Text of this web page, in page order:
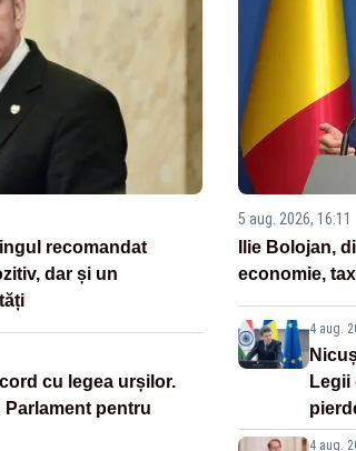
recomandat
dar și un
cu legea urșilor.
Parlament pentru
5 aug. 2026, 16:11
Ilie Bolojan,
economie,
4 aug.
Legii
4 aug.